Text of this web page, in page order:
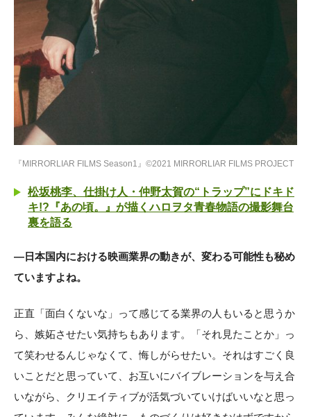
『MIRRORLIAR FILMS Season1』©2021 MIRRORLIAR FILMS PROJECT
松坂桃李、仕掛け人・仲野太賀の“トラップ”にドキド
キ!?『あの頃。』が描くハロヲタ青春物語の撮影舞台
裏を語る
―日本国内における映画業界の動きが、変わる可能性も秘め
ていますよね。
正直「面白くないな」って感じてる業界の人もいると思うか
ら、嫉妬させたい気持ちもあります。「それ見たことか」っ
て笑わせるんじゃなくて、悔しがらせたい。それはすごく良
いことだと思っていて、お互いにバイブレーションを与え合
いながら、クリエイティブが活気づいていけばいいなと思っ